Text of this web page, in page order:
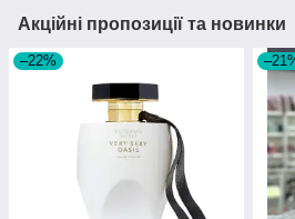
Акційні пропозиції та новинки
–22%